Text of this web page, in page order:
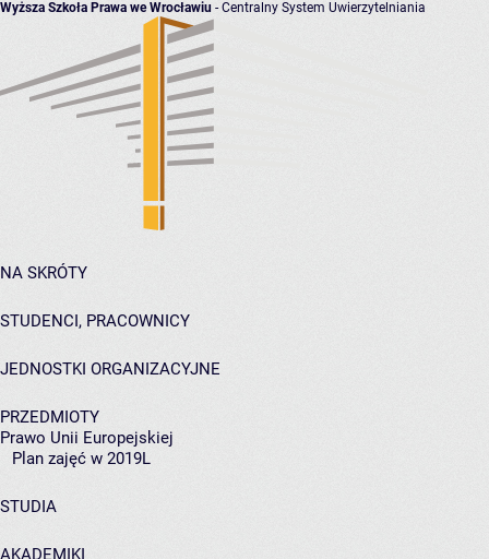
Wyższa Szkoła Prawa we Wrocławiu - Centralny System Uwierzytelniania
NA SKRÓTY
STUDENCI, PRACOWNICY
JEDNOSTKI ORGANIZACYJNE
PRZEDMIOTY
Prawo Unii Europejskiej
Plan zajęć w 2019L
STUDIA
AKADEMIKI